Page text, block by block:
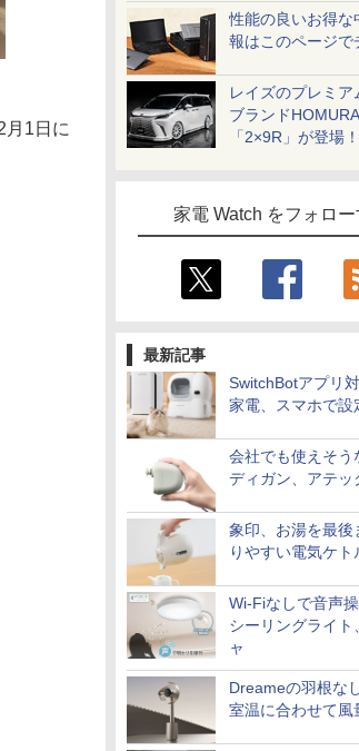
性能の良いお得な
報はこのページで
レイズのプレミア
ブランド
「2×9R」が登場！
家電 Watch をフォロー
最新記事
SwitchBotアプリ
家電、スマホで設
会社でも使えそう
ディガン、アテッ
象印、お湯を最後
りやすい電気ケト
Wi-Fiなしで音声
シーリングライト
ャ
Dreameの羽根な
室温に合わせて風
月1日に